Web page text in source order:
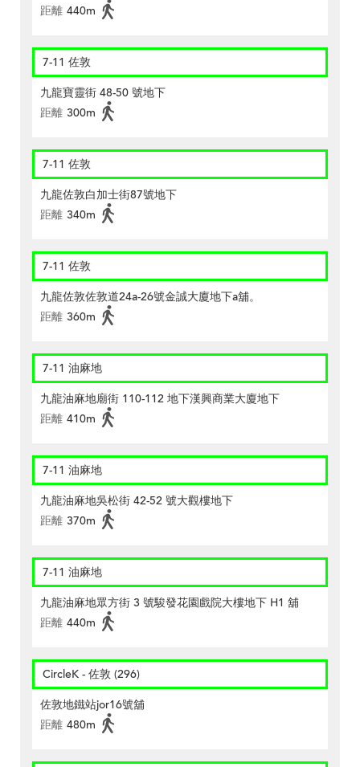
距離 440m
7-11 佐敦
九龍寶靈街 48-50 號地下
距離 300m
7-11 佐敦
九龍佐敦白加士街87號地下
距離 340m
7-11 佐敦
九龍佐敦佐敦道24a-26號金誠大廈地下a舖。
距離 360m
7-11 油麻地
九龍油麻地廟街 110-112 地下漢興商業大廈地下
距離 410m
7-11 油麻地
九龍油麻地吳松街 42-52 號大觀樓地下
距離 370m
7-11 油麻地
九龍油麻地眾方街 3 號駿發花園戲院大樓地下 H1 舖
距離 440m
CircleK - 佐敦 (296)
佐敦地鐵站jor16號舖
距離 480m